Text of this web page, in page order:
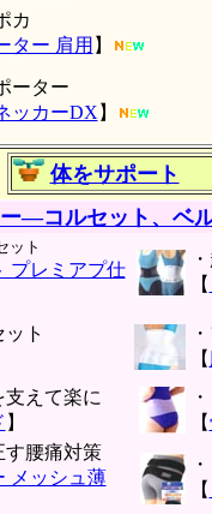
カ
ター 肩用 】
ーター
ッカーDX 】
体をサポート
―コルセット、ベ
ット
プレミアプ仕
【
ト
【
支えて楽に
】
【
す腰痛対策
メッシュ薄
【